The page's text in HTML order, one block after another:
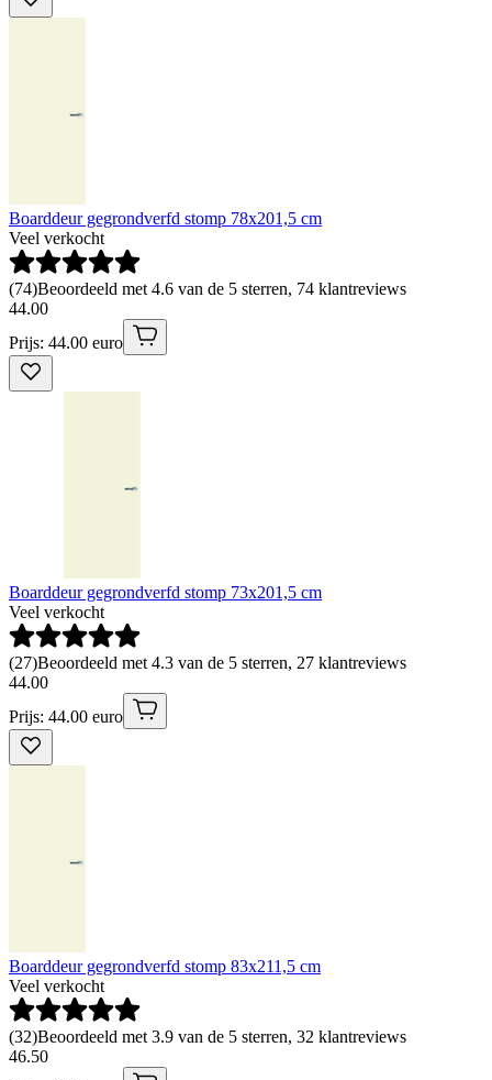
Boarddeur gegrondverfd stomp 78x201,5 cm
Veel verkocht
(74)Beoordeeld met 4.6 van de 5 sterren, 74 klantreviews
44.00
Prijs: 44.00 euro
Boarddeur gegrondverfd stomp 73x201,5 cm
Veel verkocht
(27)Beoordeeld met 4.3 van de 5 sterren, 27 klantreviews
44.00
Prijs: 44.00 euro
Boarddeur gegrondverfd stomp 83x211,5 cm
Veel verkocht
(32)Beoordeeld met 3.9 van de 5 sterren, 32 klantreviews
46.50